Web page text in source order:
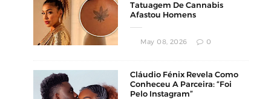
Tatuagem De Cannabis
Afastou Homens
May 08, 2026 0
Cláudio Fénix Revela Como
Conheceu A Parceira: “Foi
Pelo Instagram”